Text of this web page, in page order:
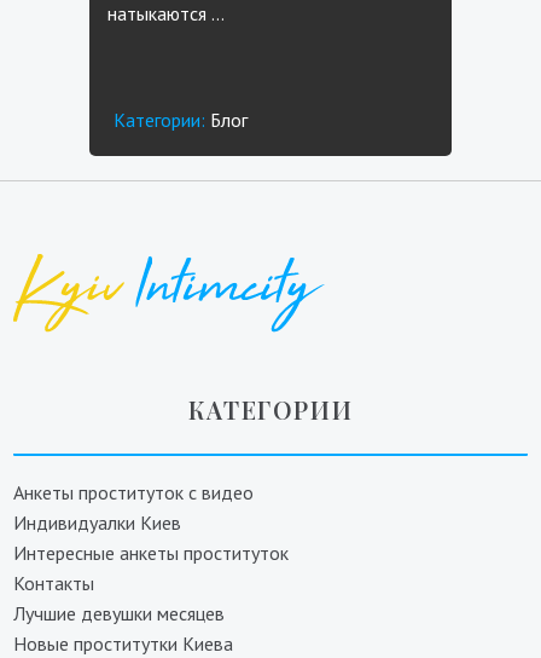
натыкаются …
Категории: Блог
КАТЕГОРИИ
Анкеты проституток с видео
Индивидуалки Киев
Интересные анкеты проституток
Контакты
Лучшие девушки месяцев
Новые проститутки Киева